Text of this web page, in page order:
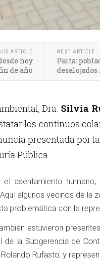
ARTICLE
hoy
de año
NEXT ARTICLE
Paita:
Dra. Silvia
los continuos
presentada por
Pública.
el asentamiento
algunos vecinos de
problemática con la
estuvieron
de la Subgerencia de
Rufasto, y